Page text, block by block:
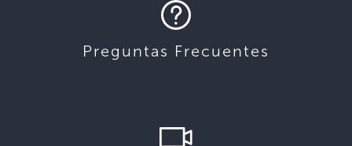
Preguntas Frecuentes